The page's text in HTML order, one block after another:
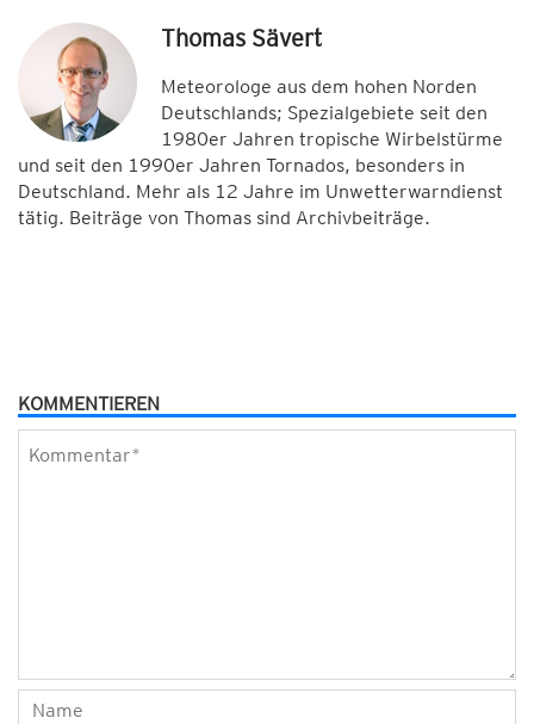
Thomas Sävert
Meteorologe aus dem hohen Norden
Deutschlands; Spezialgebiete seit den
1980er Jahren tropische Wirbelstürme
und seit den 1990er Jahren Tornados, besonders in
Deutschland. Mehr als 12 Jahre im Unwetterwarndienst
tätig. Beiträge von Thomas sind Archivbeiträge.
KOMMENTIEREN